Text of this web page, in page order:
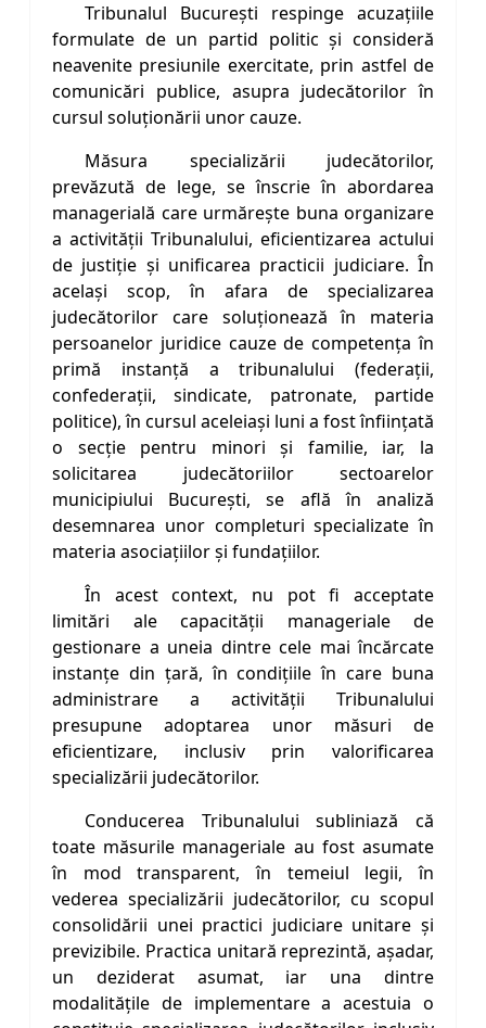
Tribunalul București respinge acuzațiile
formulate de un partid politic și consideră
neavenite presiunile exercitate, prin astfel de
comunicări publice, asupra judecătorilor în
cursul soluționării unor cauze.
Măsura specializării judecătorilor,
prevăzută de lege, se înscrie în abordarea
managerială care urmărește buna organizare
a activității Tribunalului, eficientizarea actului
de justiție și unificarea practicii judiciare. În
același scop, în afara de specializarea
judecătorilor care soluționează în materia
persoanelor juridice cauze de competența în
primă instanță a tribunalului (federații,
confederații, sindicate, patronate, partide
politice), în cursul aceleiași luni a fost înființată
o secție pentru minori și familie, iar, la
solicitarea judecătoriilor sectoarelor
municipiului București, se află în analiză
desemnarea unor completuri specializate în
materia asociațiilor și fundațiilor.
În acest context, nu pot fi acceptate
limitări ale capacității manageriale de
gestionare a uneia dintre cele mai încărcate
instanțe din țară, în condițiile în care buna
administrare a activității Tribunalului
presupune adoptarea unor măsuri de
eficientizare, inclusiv prin valorificarea
specializării judecătorilor.
Conducerea Tribunalului subliniază că
toate măsurile manageriale au fost asumate
în mod transparent, în temeiul legii, în
vederea specializării judecătorilor, cu scopul
consolidării unei practici judiciare unitare și
previzibile. Practica unitară reprezintă, așadar,
un deziderat asumat, iar una dintre
modalitățile de implementare a acestuia o